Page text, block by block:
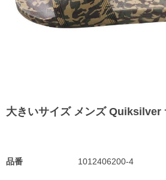
大きいサイズ メンズ Quiksilver
品番 1012406200-4